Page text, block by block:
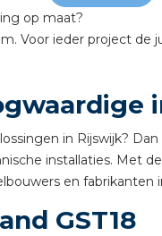
op maat?
Voor ieder project
in Rijswijk?
installaties. Met
en fabrikanten
GST18